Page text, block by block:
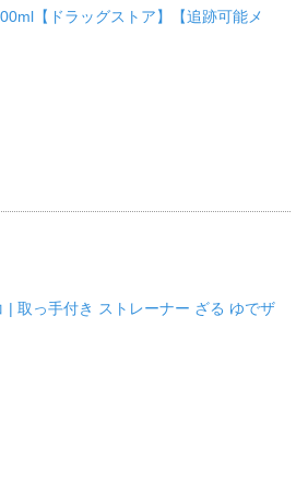
【ドラッグストア】【追跡可能メ
取っ手付き ストレーナー ざる ゆでザ